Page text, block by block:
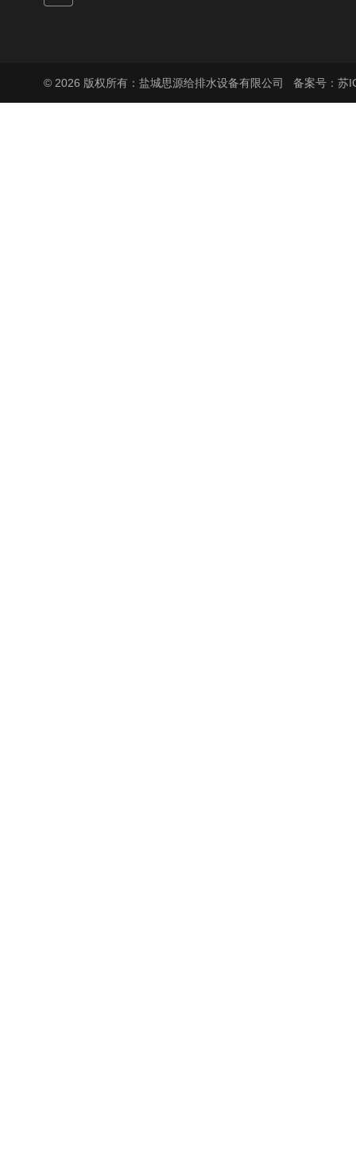
© 2026 版权所有：盐城思源给排水设备有限公司 备案号：苏